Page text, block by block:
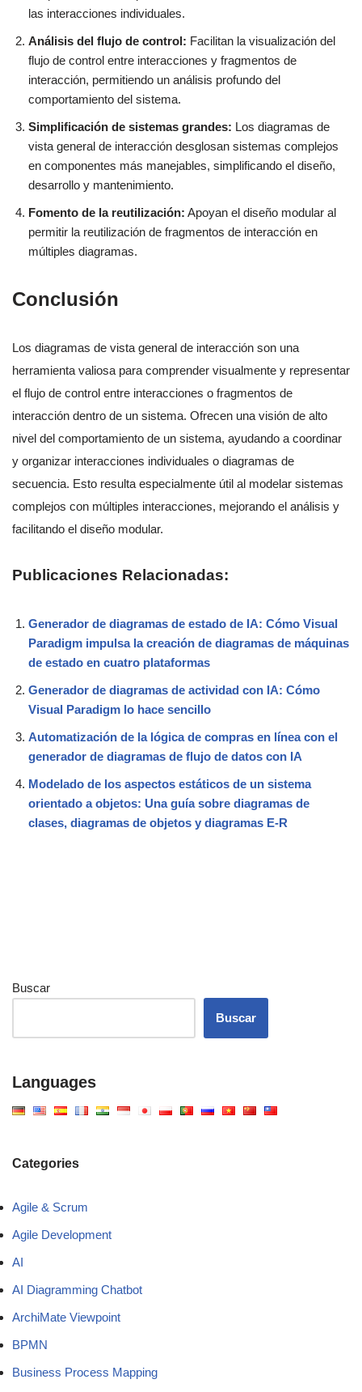
las interacciones individuales.
Análisis del flujo de control: Facilitan la visualización del
flujo de control entre interacciones y fragmentos de
interacción, permitiendo un análisis profundo del
comportamiento del sistema.
Simplificación de sistemas grandes: Los diagramas de
vista general de interacción desglosan sistemas complejos
en componentes más manejables, simplificando el diseño,
desarrollo y mantenimiento.
Fomento de la reutilización: Apoyan el diseño modular al
permitir la reutilización de fragmentos de interacción en
múltiples diagramas.
Conclusión
Los diagramas de vista general de interacción son una
herramienta valiosa para comprender visualmente y representar
el flujo de control entre interacciones o fragmentos de
interacción dentro de un sistema. Ofrecen una visión de alto
nivel del comportamiento de un sistema, ayudando a coordinar
y organizar interacciones individuales o diagramas de
secuencia. Esto resulta especialmente útil al modelar sistemas
complejos con múltiples interacciones, mejorando el análisis y
facilitando el diseño modular.
Publicaciones Relacionadas:
Generador de diagramas de estado de IA: Cómo Visual
Paradigm impulsa la creación de diagramas de máquinas
de estado en cuatro plataformas
Generador de diagramas de actividad con IA: Cómo
Visual Paradigm lo hace sencillo
Automatización de la lógica de compras en línea con el
generador de diagramas de flujo de datos con IA
Modelado de los aspectos estáticos de un sistema
orientado a objetos: Una guía sobre diagramas de
clases, diagramas de objetos y diagramas E-R
Buscar
Buscar
Languages
Categories
Agile & Scrum
Agile Development
AI
AI Diagramming Chatbot
ArchiMate Viewpoint
BPMN
Business Process Mapping